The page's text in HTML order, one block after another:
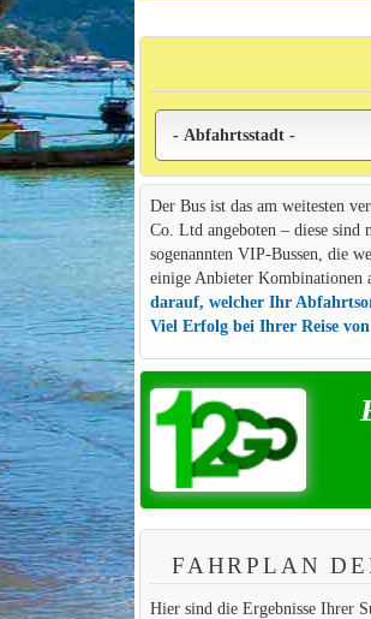
Der Bus ist das am weitesten
Co. Ltd angeboten – diese
sogenannten VIP-Bussen, die
einige Anbieter Kombinationen
darauf, welcher Ihr
Viel Erfolg bei Ihrer Reise
FAHRPLAN
Hier sind die Ergebnisse Ihrer